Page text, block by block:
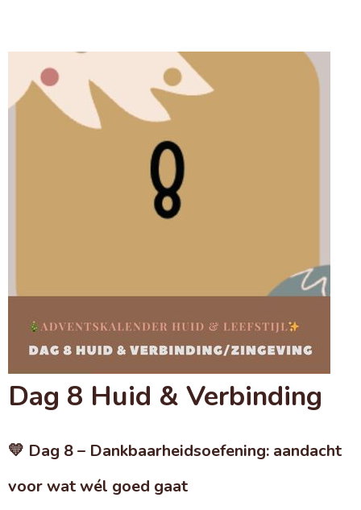
Dag 8 Huid & Verbinding
💛 Dag 8 – Dankbaarheidsoefening: aandacht
voor wat wél goed gaat